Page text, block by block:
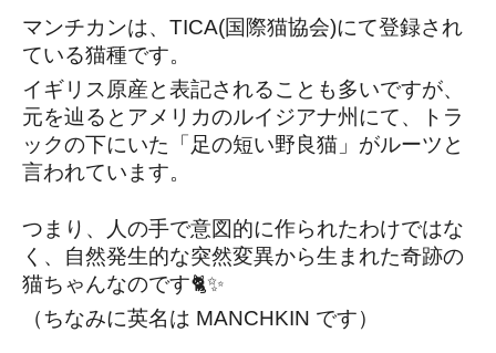
マンチカンは、TICA(国際猫協会)にて登録され
ている猫種です。
イギリス原産と表記されることも多いですが、
元を辿るとアメリカのルイジアナ州にて、トラ
ックの下にいた「足の短い野良猫」がルーツと
言われています。
つまり、人の手で意図的に作られたわけではな
く、自然発生的な突然変異から生まれた奇跡の
猫ちゃんなのです🐈✨
（ちなみに英名は MANCHKIN です）